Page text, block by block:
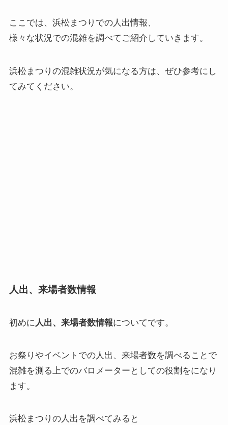
ここでは、浜松まつりでの人出情報、
様々な状況での混雑を調べてご紹介していきます。
浜松まつりの混雑状況が気になる方は、ぜひ参考にし
てみてください。
人出、来場者数情報
初めに人出、来場者数情報についてです。
お祭りやイベントでの人出、来場者数を調べることで
混雑を測る上でのバロメーターとしての役割をになり
ます。
浜松まつりの人出を調べてみると